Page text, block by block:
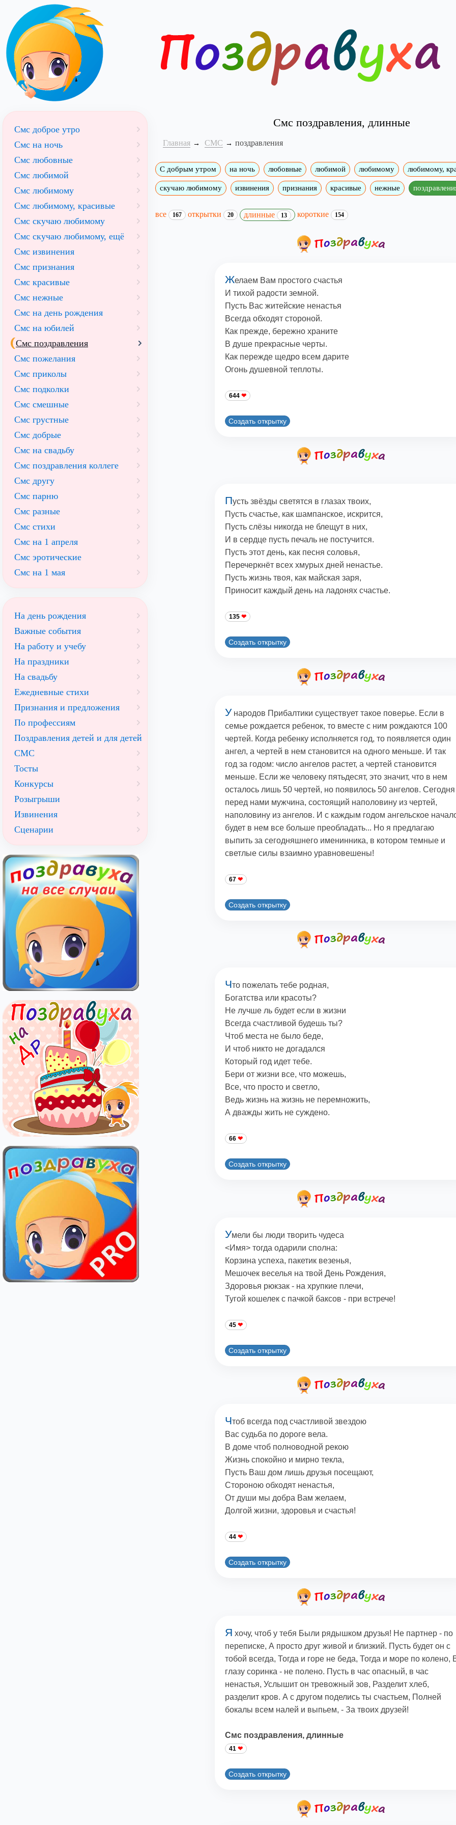
Смс поздравления, длинные
Главная СМС поздравления
С добрым утром на ночь любовные любимой любимому любимому,
скучаю любимому извинения признания красивые нежные
все 167 открытки 20 длинные 13 короткие 154
Желаем Вам простого счастья
И тихой радости земной.
Пусть Вас житейские ненастья
Всегда обходят стороной.
Как прежде, бережно храните
В душе прекрасные черты.
Как пережде щедро всем дарите
Огонь душевной теплоты.
644
Создать открытку
Пусть звёзды светятся в глазах твоих,
Пусть счастье, как шампанское, искрится,
Пусть слёзы никогда не блещут в них,
И в сердце пусть печаль не постучится.
Пусть этот день, как песня соловья,
Перечеркнёт всех хмурых дней ненастье.
Пусть жизнь твоя, как майская заря,
Приносит каждый день на ладонях счастье.
135
Создать открытку
Ународов Прибалтики существует такое поверье. Если в
семье рождается ребенок, то вместе с ним рождаются 100
чертей. Когда ребенку исполняется год, то появляется один
ангел, а чертей в нем становится на одного меньше. И так
год за годом: число ангелов растет, а чертей становится
меньше. Если же человеку пятьдесят, это значит, что в нем
осталось лишь 50 чертей, но появилось 50 ангелов. Сегодня
перед нами мужчина, состоящий наполовину из чертей,
наполовину из ангелов. И с каждым годом ангельское
будет в нем все больше преобладать... Hо я предлагаю
выпить за сегодняшнего именинника, в котором темные и
светлые силы взаимно уравновешены!
67
Создать открытку
Что пожелать тебе родная,
Богатства или красоты?
Не лучше ль будет если в жизни
Всегда счастливой будешь ты?
Чтоб места не было беде,
И чтоб никто не догадался
Который год идет тебе.
Бери от жизни все, что можешь,
Все, что просто и светло,
Ведь жизнь на жизнь не перемножить,
А дважды жить не суждено.
66
Создать открытку
Умели бы люди творить чудеса
<Имя> тогда одарили сполна:
Корзина успеха, пакетик везенья,
Мешочек веселья на твой День Рождения,
Здоровья рюкзак - на хрупкие плечи,
Тугой кошелек с пачкой баксов - при встрече!
45
Создать открытку
Чтоб всегда под счастливой звездою
Вас судьба по дороге вела.
В доме чтоб полноводной рекою
Жизнь спокойно и мирно текла,
Пусть Ваш дом лишь друзья посещают,
Стороною обходят ненастья,
От души мы добра Вам желаем,
Долгой жизни, здоровья и счастья!
44
Создать открытку
Я хочу, чтоб у тебя Были рядышком друзья! Не партнер - по
переписке, А просто друг живой и близкий. Пусть будет он с
тобой всегда, Тогда и горе не беда, Тогда и море по колено,
глазу соринка - не полено. Пусть в час опасный, в час
ненастья, Услышит он тревожный зов, Разделит хлеб,
разделит кров. А с другом поделись ты счастьем, Полней
бокалы всем налей и выпьем, - За твоих друзей!
Смс поздравления, длинные
41
Создать открытку
Смс доброе утро
Смс на ночь
Смс любовные
Смс любимой
Смс любимому
Смс любимому, красивые
Смс скучаю любимому
Смс скучаю любимому, ещё
Смс извинения
Смс признания
Смс красивые
Смс нежные
Смс на день рождения
Смс на юбилей
Смс поздравления
Смс пожелания
Смс приколы
Смс подколки
Смс смешные
Смс грустные
Смс добрые
Смс на свадьбу
Смс поздравления коллеге
Смс другу
Смс парню
Смс разные
Смс стихи
Смс на 1 апреля
Смс эротические
Смс на 1 мая
На день рождения
Важные события
На работу и учебу
На праздники
На свадьбу
Ежедневные стихи
Признания и предложения
По профессиям
Поздравления детей и для детей
СМС
Тосты
Конкурсы
Розыгрыши
Извинения
Сценарии